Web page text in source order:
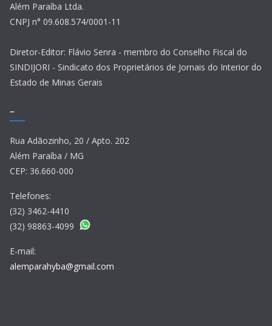
Além Paraíba Ltda.
CNPJ n° 09.608.574/0001-11
Diretor-Editor: Flávio Senra - membro do Conselho Fiscal do
SINDIJORI - Sindicato dos Proprietários de Jornais do Interior do
Estado de Minas Gerais
–
Rua Adãozinho, 20 / Apto. 202
Além Paraíba / MG
CEP: 36.660-000
Telefones:
(32) 3462-4410
(32) 98863-4099
E-mail:
alemparahyba@gmail.com